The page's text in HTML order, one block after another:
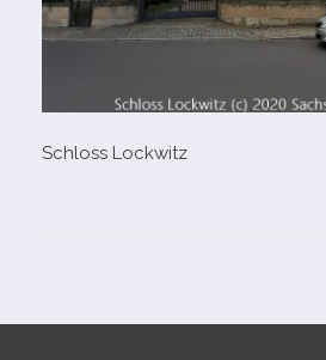
Schloss Lockwitz